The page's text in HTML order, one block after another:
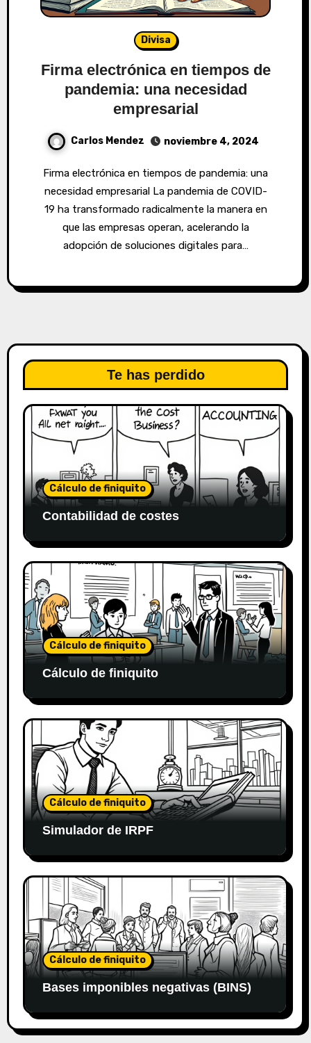
Divisa
Firma electrónica en tiempos de
pandemia: una necesidad
empresarial
Carlos Mendez noviembre 4, 2024
Firma electrónica en tiempos de pandemia: una
necesidad empresarial La pandemia de COVID-
19 ha transformado radicalmente la manera en
que las empresas operan, acelerando la
adopción de soluciones digitales para…
Te has perdido
Cálculo de finiquito
Contabilidad de costes
Cálculo de finiquito
Cálculo de finiquito
Cálculo de finiquito
Simulador de IRPF
Cálculo de finiquito
Bases imponibles negativas (BINS)